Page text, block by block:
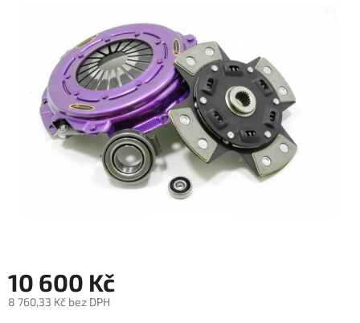
10 600 Kč
8 760,33 Kč bez DPH